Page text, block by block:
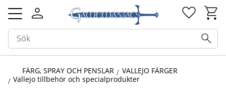
Meny
FÄRG, SPRAY OCH PENSLAR
VALLEJO FÄRGER
Vallejo tillbehör och specialprodukter